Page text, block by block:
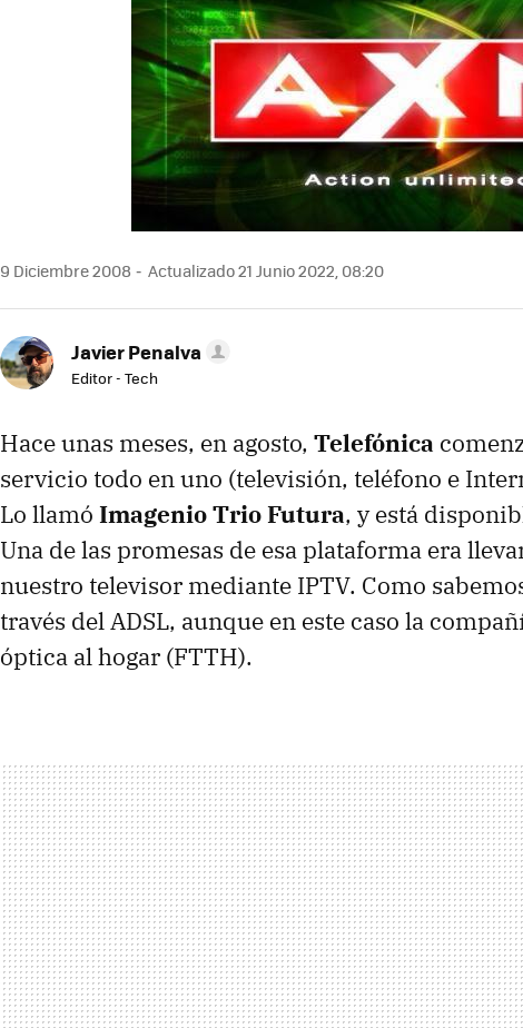
9 Diciembre 2008 Actualizado 21 Junio 2022, 08:20
Javier Penalva
Editor - Tech
Hace unas meses, en agosto, Telefónica
servicio todo en uno (televisión, teléfono e
Lo llamó Imagenio Trio Futura, y está
Una de las promesas de esa plataforma era
nuestro televisor mediante IPTV. Como
través delADSL, aunque en este caso la
óptica al hogar (FTTH).